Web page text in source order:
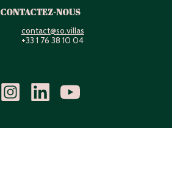
CONTACTEZ-NOUS
contact@so.villas
+33 1 76 38 10 04